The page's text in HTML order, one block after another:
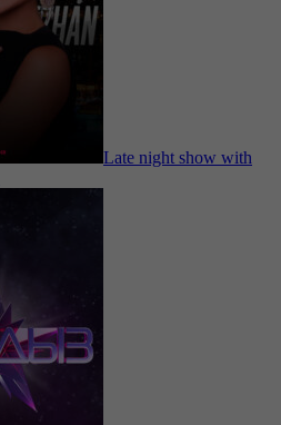
Late night show with